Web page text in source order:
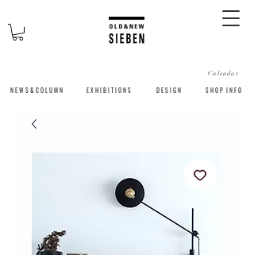
N E W S & C O L U M N
Calendar
​E X H I B I T I O N S D E S I G N S H O P I N F O